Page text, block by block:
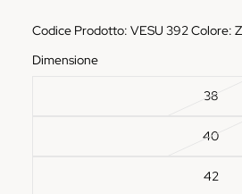
Codice Prodotto: VESU 392 Colore:
Dimensione
38
40
42